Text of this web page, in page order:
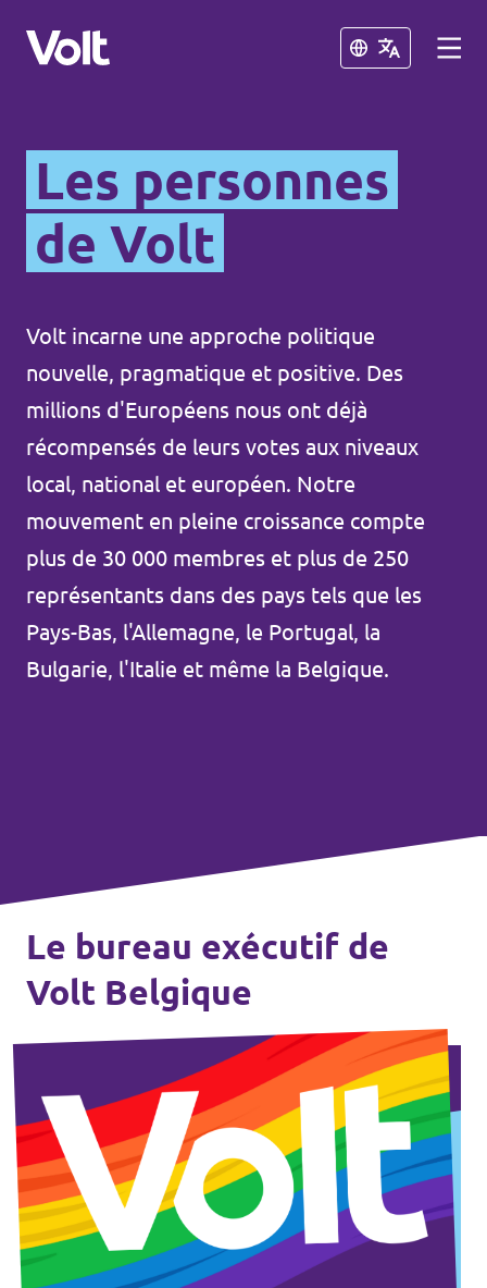
Fermer
Choisir une langue
Français
Nos chapitres
Volt Tervuren
Volt Leuven
Volt Bruxelles
Volt Antwerpen
Volt Oost-Vlaanderen
Volt West-Vlaanderen
Fermer
Politiques
À propos de Volt
Personnes
Actualités
Agenda
Faire un don
Soutenez Volt
Contact
Les personnes
de Volt
Volt incarne une approche politique
nouvelle, pragmatique et positive. Des
millions d'Européens nous ont déjà
récompensés de leurs votes aux niveaux
local, national et européen. Notre
mouvement en pleine croissance compte
plus de 30 000 membres et plus de 250
représentants dans des pays tels que les
Pays-Bas, l'Allemagne, le Portugal, la
Bulgarie, l'Italie et même la Belgique.
Le bureau exécutif de
Volt Belgique